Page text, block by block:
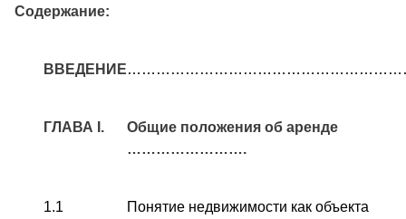
Содержание:
ВВЕДЕНИЕ
ГЛАВА .
Общие положения об аренде
…………………….
1.1
Понятие недвижимости как объекта